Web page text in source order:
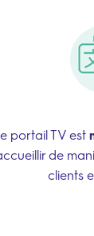
portail TV est
de
clients